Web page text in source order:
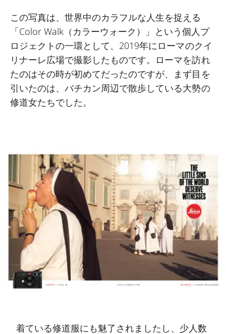
この写真は、世界中のカラフルな人生を捉える
「Color Walk（カラーウォーク）」という個人プ
ロジェクトの一環として、2019年にローマのクイ
リナーレ広場で撮影したものです。ローマを訪れ
たのはその時が初めてだったのですが、まず目を
引いたのは、バチカン周辺で散歩している大勢の
修道女たちでした。
着ている修道服にも魅了されましたし、少人数